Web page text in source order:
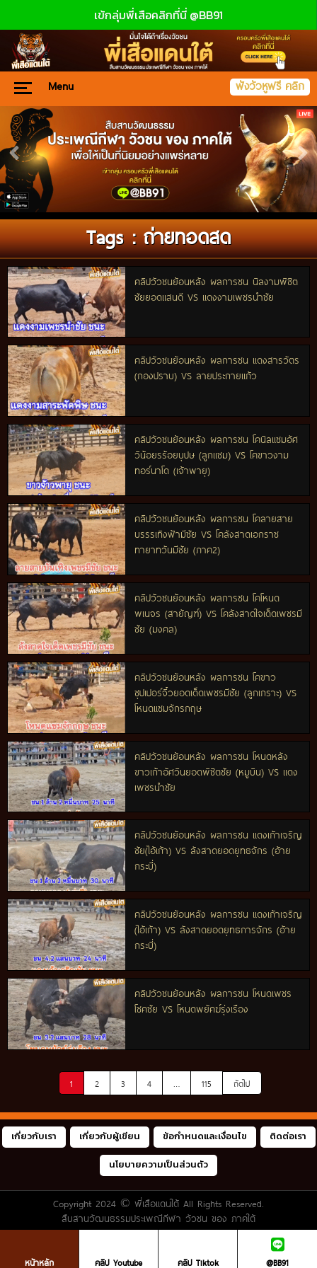
เข้กลุ่มพี่เสือคลิกที่นี่ @BB91
Menu ฟังวัวหูฟรี คลิก
Tags : ถ่ายทอดสด
คลิปวัวชนย้อนหลัง ผลการชน นิลงามพิชิต
ชัยยอดแสนดี VS แดงงามเพชรนำชัย
คลิปวัวชนย้อนหลัง ผลการชน แดงสารวัตร
(กองปราบ) VS ลายประกายแก้ว
คลิปวัวชนย้อนหลัง ผลการชน โคนิลแซมอัศ
วิน้อยรร้อยบุปษ (ลูกแซม) VS โคขาวงาม
ทอร์นาโด (เจ้าพายุ)
คลิปวัวชนย้อนหลัง ผลการชน โคลายสาย
บรรรเทิงฟ้ามีชัย VS โคลังสาดเอกราช
ทายาทวันมีชัย (ภาค2)
คลิปวัวชนย้อนหลัง ผลการชน โคโหนด
พเนจร (สายัญฑ์) VS โคลังสาดใจเด็ดเพชรมี
ชัย (มงคล)
คลิปวัวชนย้อนหลัง ผลการชน โคขาว
ซุปเปอร์จิ๋วยอดเด็ดเพชรมีชัย (ลูกเกราะ) VS
โหนดแซมจักรกฤษ
คลิปวัวชนย้อนหลัง ผลการชน โหนดหลัง
ขาวเก้าอัศวินยอดพิชิตชัย (หมูบิน) VS แดง
เพชรนำชัย
คลิปวัวชนย้อนหลัง ผลการชน แดงเก้าเจริญ
ชัย(ไอ้เก้า) VS ลังสาดยอดยุทธจักร (อ้าย
กระบี่)
คลิปวัวชนย้อนหลัง ผลการชน แดงเก้าเจริญ
(ไอ้เก้า) VS ลังสาดยอดยุทธการจักร (อ้าย
กระบี่)
คลิปวัวชนย้อนหลัง ผลการชน โหนดเพชร
โชคชัย VS โหนดพยัคฆ์รุ่งเรือง
1 2 3 4 … 115 ถัดไป
เกี่ยวกับเรา เกี่ยวกับผู้เขียน ข้อกำหนดและเงื่อนไข ติดต่อเรา
นโยบายความเป็นส่วนตัว
Copyright 2024 © พี่เสือแดนใต้ All Rights Reserved.
สืบสานวัฒนธรรมประเพณีกีฬา วัวชน ของ ภาคใต้
หน้าหลัก คลิป Youtube คลิป Tiktok @BB91